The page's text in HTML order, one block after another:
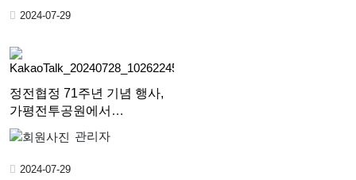
2024-07-29
정전협정 71주년 기념 행사,
가평전투공원에서
성황리에…
관리자
2024-07-29